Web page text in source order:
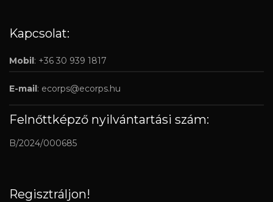
Kapcsolat:
Mobil: +36 30 939 1817
E-mail: ecorps@ecorps.hu
Felnőttképző nyilvántartási szám:
B/2024/000685
Regisztráljon!